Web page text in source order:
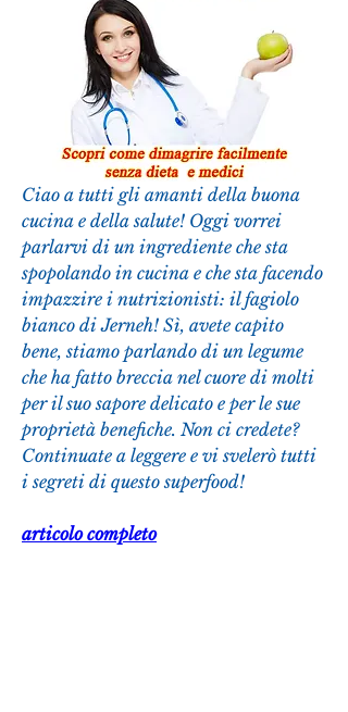
Ciao a tutti gli amanti della buona
cucina e della salute! Oggi vorrei
parlarvi di un ingrediente che sta
spopolando in cucina e che sta facendo
impazzire i nutrizionisti: il fagiolo
bianco di Jerneh! Sì, avete capito
bene, stiamo parlando di un legume
che ha fatto breccia nel cuore di molti
per il suo sapore delicato e per le sue
proprietà benefiche. Non ci credete?
Continuate a leggere e vi svelerò tutti
i segreti di questo superfood!
articolo completo